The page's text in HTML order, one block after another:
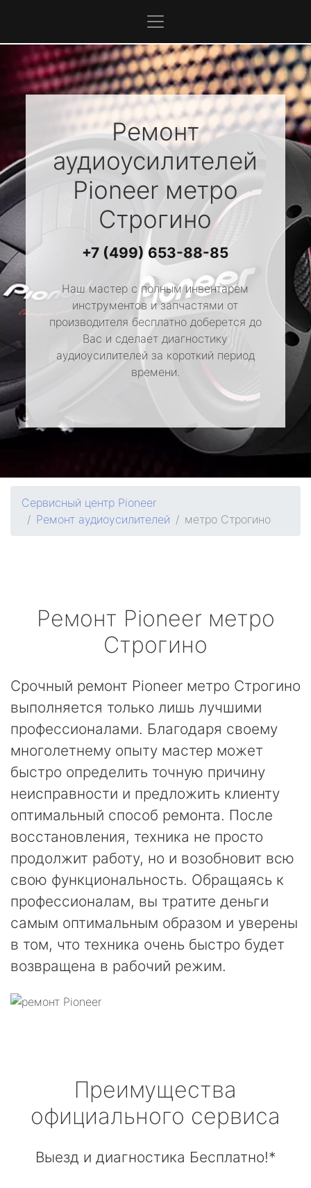
Ремонт
аудиоусилителей
Pioneerметро
Строгино
+7 (499) 653-88-85
Наш мастер с полным инвентарем
инструментов и запчастями от
производителя бесплатно доберется до
Вас и сделает диагностику
аудиоусилителей за короткий период
времени.
Сервисный центр Pioneer
Ремонт аудиоусилителей
метро Строгино
Ремонт Pioneer метро
Строгино
Срочный ремонт Pioneer метро Строгино
выполняется только лишь лучшими
профессионалами. Благодаря своему
многолетнему опыту мастер может
быстро определить точную причину
неисправности и предложить клиенту
оптимальный способ ремонта. После
восстановления, техника не просто
продолжит работу, но и возобновит всю
свою функциональность. Обращаясь к
профессионалам, вы тратите деньги
самым оптимальным образом и уверены
в том, что техника очень быстро будет
возвращена в рабочий режим.
Преимущества
официального сервиса
Выезд и диагностика Бесплатно!*